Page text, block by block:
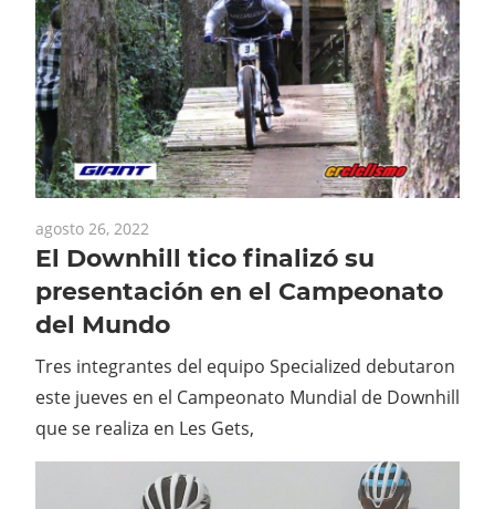
agosto 26, 2022
El Downhill tico finalizó su
presentación en el Campeonato
del Mundo
Tres integrantes del equipo Specialized debutaron
este jueves en el Campeonato Mundial de Downhill
que se realiza en Les Gets,